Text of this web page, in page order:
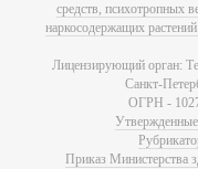
средств, психотропных
наркосодержащих
Лицензирующий орган:
Санкт-
ОГРН -
Приказ Министерства